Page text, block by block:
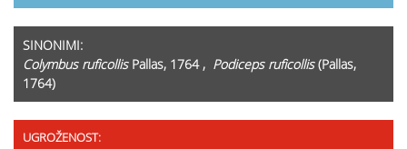
SINONIMI:
Colymbus ruficollis Pallas, 1764 , Podiceps ruficollis(Pallas,
1764)
UGROŽENOST: